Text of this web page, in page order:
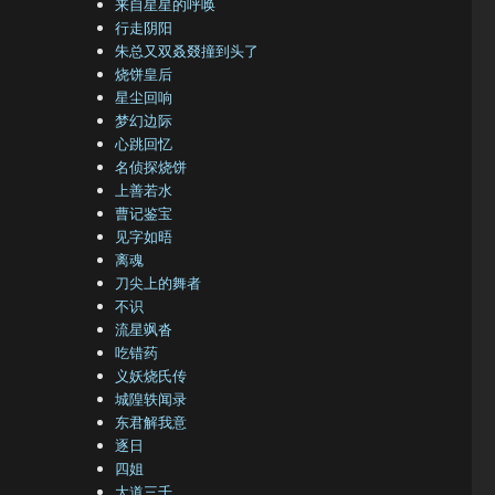
来自星星的呼唤
行走阴阳
朱总又双叒叕撞到头了
烧饼皇后
星尘回响
梦幻边际
心跳回忆
名侦探烧饼
上善若水
曹记鉴宝
见字如晤
离魂
刀尖上的舞者
不识
流星飒沓
吃错药
义妖烧氏传
城隍轶闻录
东君解我意
逐日
四姐